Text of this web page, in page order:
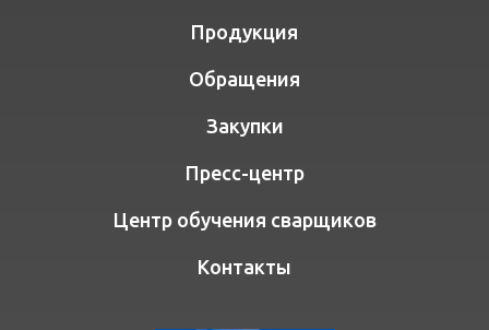
Продукция
Обращения
Закупки
Пресс-центр
Центр обучения сварщиков
Контакты